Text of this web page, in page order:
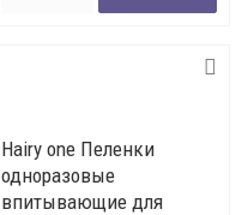
Hairy one Пеленки
одноразовые
впитывающие для